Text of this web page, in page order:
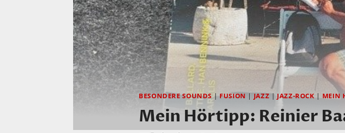
BESONDERE SOUNDS|FUSION | JAZZ| JAZZ-ROCK | MEIN
Mein Hörtipp: Reinier